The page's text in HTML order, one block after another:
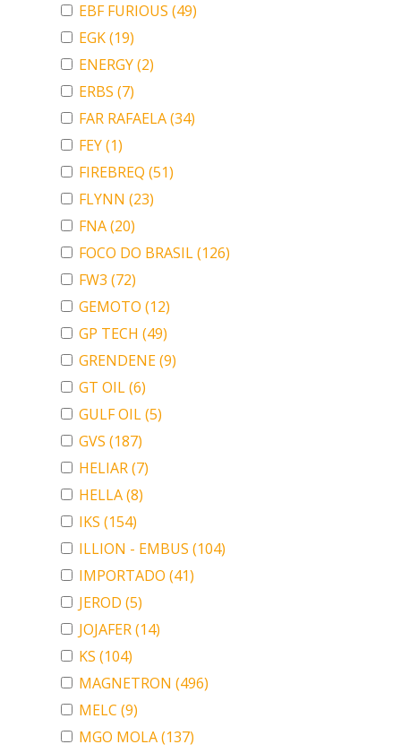
EBF FURIOUS (49)
EGK(19)
ENERGY(2)
ERBS (7)
FAR RAFAELA(34)
FEY(1)
FIREBREQ (51)
FLYNN (23)
FNA(20)
FOCO DO BRASIL(126)
FW3 (72)
GEMOTO (12)
GP TECH (49)
GRENDENE(9)
GT OIL(6)
GULF OIL(5)
GVS (187)
HELIAR(7)
HELLA(8)
IKS (154)
ILLION - EMBUS (104)
IMPORTADO (41)
JEROD (5)
JOJAFER(14)
KS (104)
MAGNETRON (496)
MELC (9)
MGO MOLA(137)